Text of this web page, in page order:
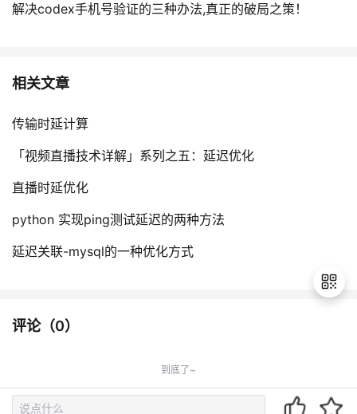
解决codex手机号验证的三种办法,真正的破局之策！
相关文章
传输时延计算
「视频直播技术详解」系列之五：延迟优化
直播时延优化
python 实现ping测试延迟的两种方法
延迟关联-mysql的一种优化方式
评论（0）
到底了~